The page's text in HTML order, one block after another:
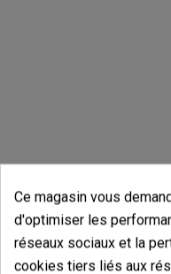
Avis des clients
5 étoiles
4 étoiles
Ce magasin vous
d'optimiser les
réseaux sociaux et la
cookies tiers liés aux